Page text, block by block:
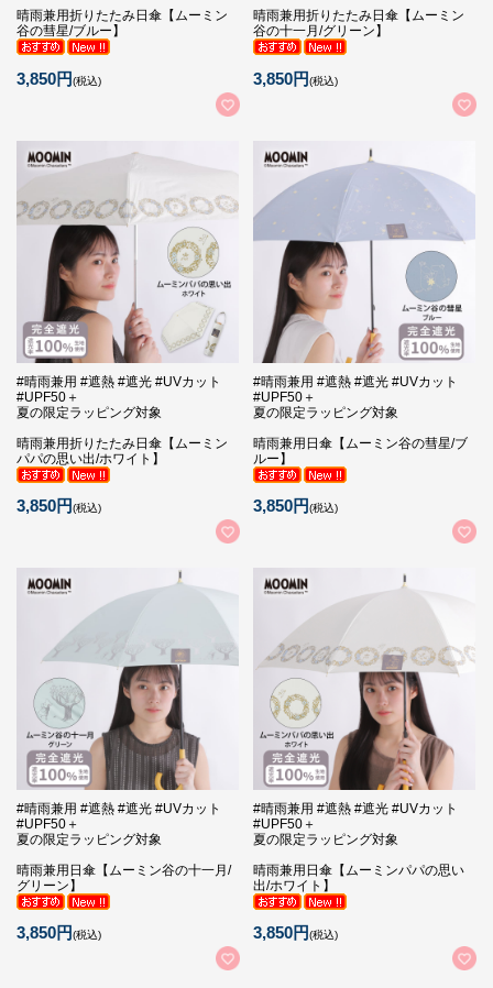
晴雨兼用折りたたみ日傘【ムーミン
谷の彗星/ブルー】
3,850円(税込)
晴雨兼用折りたたみ日傘【ムーミン
谷の十一月/グリーン】
3,850円(税込)
#晴雨兼用 #遮熱 #遮光 #UVカット
#UPF50＋
夏の限定ラッピング対象
晴雨兼用折りたたみ日傘【ムーミン
パパの思い出/ホワイト】
3,850円(税込)
#晴雨兼用 #遮熱 #遮光 #UVカット
#UPF50＋
夏の限定ラッピング対象
晴雨兼用日傘【ムーミン谷の彗星/ブ
ルー】
3,850円(税込)
#晴雨兼用 #遮熱 #遮光 #UVカット
#UPF50＋
夏の限定ラッピング対象
晴雨兼用日傘【ムーミン谷の十一月/
グリーン】
3,850円(税込)
#晴雨兼用 #遮熱 #遮光 #UVカット
#UPF50＋
夏の限定ラッピング対象
晴雨兼用日傘【ムーミンパパの思い
出/ホワイト】
3,850円(税込)